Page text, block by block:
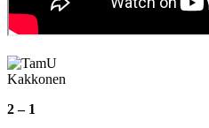
Kakkonen
2 – 1